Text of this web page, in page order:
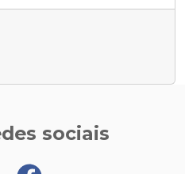
sociais